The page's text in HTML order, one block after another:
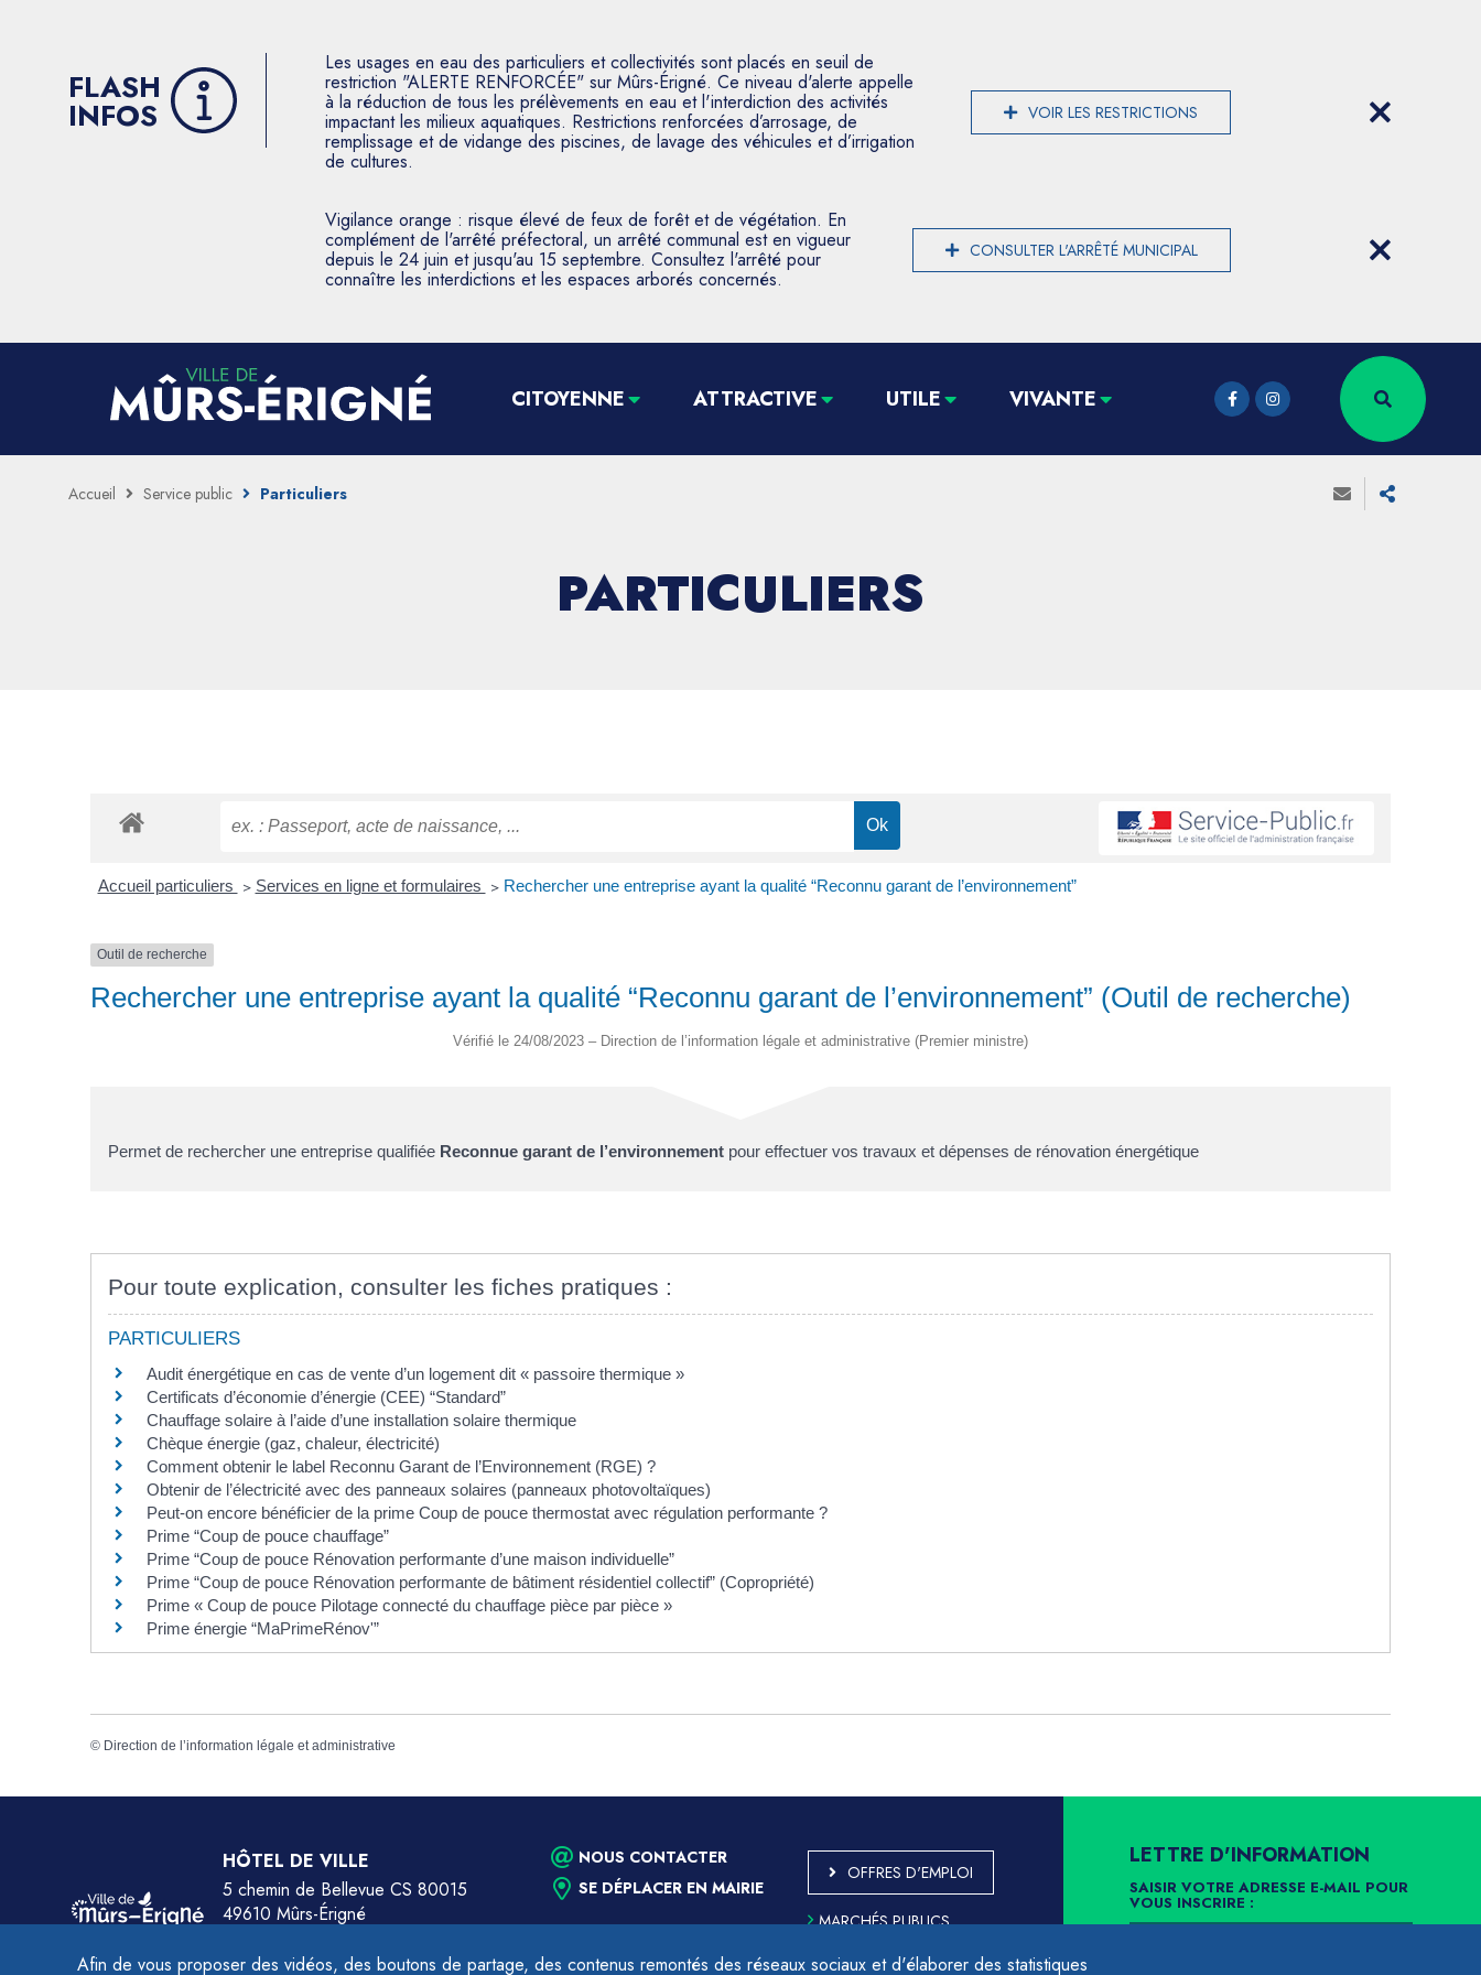
Afin de vous proposer des vidéos, des boutons de partage, des contenus remontés des réseaux sociaux et d'élaborer des statistiques
FLASH
INFOS
Les usages en eau des particuliers et collectivités sont placés en seuil de
restriction "ALERTE RENFORCÉE" sur Mûrs-Érigné. Ce niveau d'alerte appelle
à la réduction de tous les prélèvements en eau et l'interdiction des activités
impactant les milieux aquatiques. Restrictions renforcées d’arrosage, de
remplissage et de vidange des piscines, de lavage des véhicules et d’irrigation
de cultures.
VOIR LES RESTRICTIONS
Vigilance orange : risque élevé de feux de forêt et de végétation. En
complément de l'arrêté préfectoral, un arrêté communal est en vigueur
depuis le 24 juin et jusqu'au 15 septembre. Consultez l'arrêté pour
connaître les interdictions et les espaces arborés concernés.
CONSULTER L'ARRÊTÉ MUNICIPAL
CITOYENNE ATTRACTIVE UTILE VIVANTE
Accueil Service public Particuliers
PARTICULIERS
Accueil particuliers > Services en ligne et formulaires > Rechercher une entreprise ayant la qualité “Reconnu garant de l’environnement”
Outil de recherche
Rechercher une entreprise ayant la qualité “Reconnu garant de l’environnement” (Outil de recherche)
Vérifié le 24/08/2023 – Direction de l’information légale et administrative (Premier ministre)
Permet de rechercher une entreprise qualifiée Reconnue garant de l’environnement pour effectuer vos travaux et dépenses de rénovation énergétique
Pour toute explication, consulter les fiches pratiques :
PARTICULIERS
Audit énergétique en cas de vente d’un logement dit « passoire thermique »
Certificats d’économie d’énergie (CEE) “Standard”
Chauffage solaire à l’aide d’une installation solaire thermique
Chèque énergie (gaz, chaleur, électricité)
Comment obtenir le label Reconnu Garant de l’Environnement (RGE) ?
Obtenir de l’électricité avec des panneaux solaires (panneaux photovoltaïques)
Peut-on encore bénéficier de la prime Coup de pouce thermostat avec régulation performante ?
Prime “Coup de pouce chauffage”
Prime “Coup de pouce Rénovation performante d’une maison individuelle”
Prime “Coup de pouce Rénovation performante de bâtiment résidentiel collectif” (Copropriété)
Prime « Coup de pouce Pilotage connecté du chauffage pièce par pièce »
Prime énergie “MaPrimeRénov'”
© Direction de l’information légale et administrative
HÔTEL DE VILLE
5 chemin de Bellevue CS 80015
49610 Mûrs-Érigné
NOUS CONTACTER
SE DÉPLACER EN MAIRIE
OFFRES D'EMPLOI
MARCHÉS PUBLICS
CONFORME
LETTRE D'INFORMATION
SAISIR VOTRE ADRESSE E-MAIL POUR
VOUS INSCRIRE :